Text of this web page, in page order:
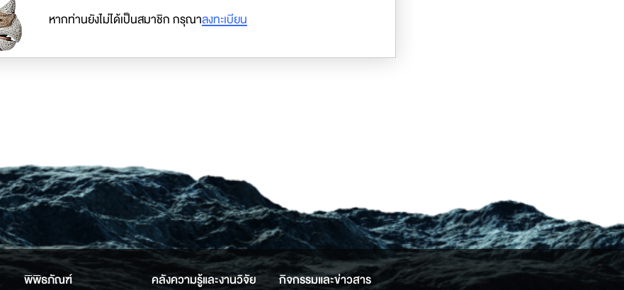
หากท่านยังไม่ได้เป็นสมาชิก กรุณาลงทะเบียน
พิพิธภัณฑ์ คลังความรู้และงานวิจัย กิจกรรมและข่าวสาร